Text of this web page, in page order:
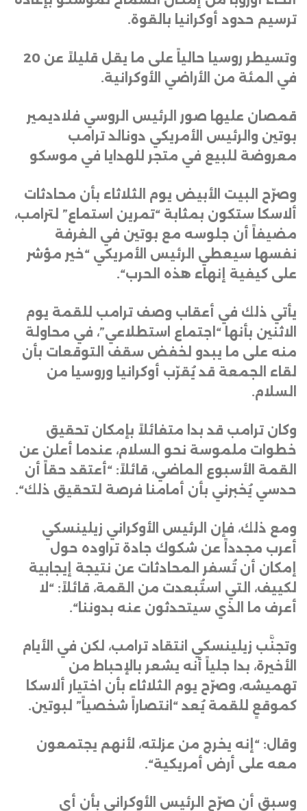
ترسيم حدود أوكرانيا بالقوة.
وتسيطر روسيا حالياً على ما يقل قليلاً عن 20
في المئة من الأراضي الأوكرانية.
قمصان عليها صور الرئيس الروسي فلاديمير
بوتين والرئيس الأمريكي دونالد ترامب
معروضة للبيع في متجر للهدايا في موسكو
وصرّح البيت الأبيض يوم الثلاثاء بأن محادثات
ألاسكا ستكون بمثابة “تمرين استماع” لترامب،
مضيفاً أن جلوسه مع بوتين في الغرفة
نفسها سيعطي الرئيس الأمريكي “خير مؤشر
على كيفية إنهاء هذه الحرب“.
يأتي ذلك في أعقاب وصف ترامب للقمة يوم
الاثنين بأنها “اجتماع استطلاعي”، في محاولة
منه على ما يبدو لخفض سقف التوقعات بأن
لقاء الجمعة قد يُقرّب أوكرانيا وروسيا من
السلام.
وكان ترامب قد بدا متفائلاً بإمكان تحقيق
خطوات ملموسة نحو السلام، عندما أعلن عن
القمة الأسبوع الماضي، قائلاً: “أعتقد حقاً أن
حدسي يُخبرني بأن أمامنا فرصة لتحقيق ذلك“.
ومع ذلك، فإن الرئيس الأوكراني زيلينسكي
أعرب مجدداً عن شكوك جادة تراوده حول
إمكان أن تُسفر المحادثات عن نتيجة إيجابية
لكييف، التي استُبعدت من القمة، قائلاً: “لا
أعرف ما الذي سيتحدثون عنه بدوننا“.
وتجنَّب زيلينسكي انتقاد ترامب، لكن في الأيام
الأخيرة، بدا جلياً أنه يشعر بالإحباط من
تهميشه، وصرّح يوم الثلاثاء بأن اختيار ألاسكا
كموقعٍ للقمة يُعد “انتصاراً شخصياً” لبوتين.
وقال: “إنه يخرج من عزلته، لأنهم يجتمعون
معه على أرض أمريكية“.
وسبق أن صرّح الرئيس الأوكراني بأن أي